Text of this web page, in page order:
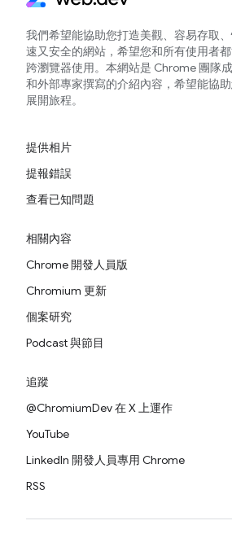
我們希望能協助您打造美觀、容易存取
速又安全的網站，希望您和所有使用者
跨瀏覽器使用。本網站是 Chrome 團隊
和外部專家撰寫的介紹內容，希望能協
展開旅程。
提供相片
提報錯誤
查看已知問題
相關內容
Chrome 開發人員版
Chromium 更新
個案研究
Podcast 與節目
追蹤
@ChromiumDev 在 X 上運作
YouTube
LinkedIn 開發人員專用 Chrome
RSS